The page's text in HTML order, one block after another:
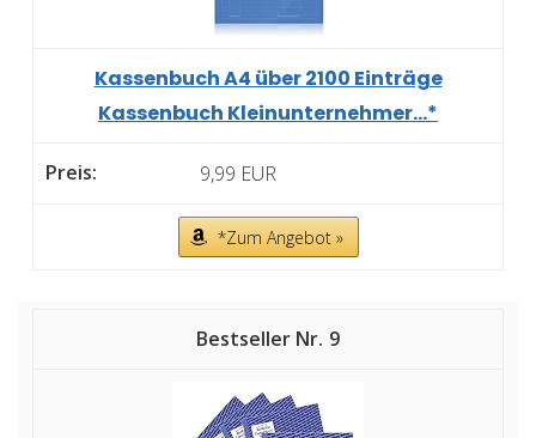
Kassenbuch A4 über 2100 Einträge
Kassenbuch Kleinunternehmer...*
9,99 EUR
*Zum Angebot »
9